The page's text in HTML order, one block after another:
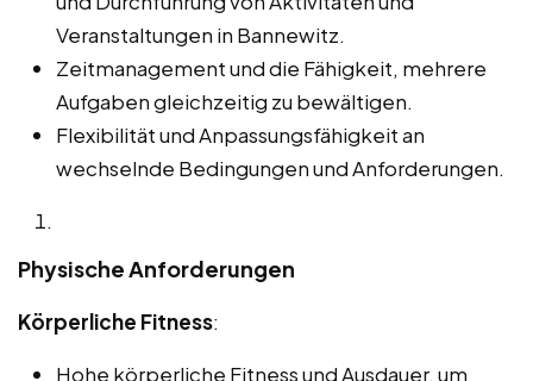
Veranstaltungen in Bannewitz.
Zeitmanagement und die Fähigkeit, mehrere
Aufgaben gleichzeitig zu bewältigen.
Flexibilität und Anpassungsfähigkeit an
wechselnde Bedingungen und Anforderungen.
Physische Anforderungen
Körperliche Fitness:
Hohe körperliche Fitness und Ausdauer, um